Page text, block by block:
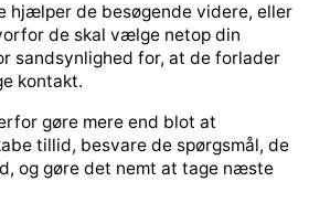
hjælper de besøgende videre, eller
de skal vælge netop din
sandsynlighed for, at de forlader
kontakt.
gøre mere end blot at
tillid, besvare de spørgsmål, de
og gøre det nemt at tage næste